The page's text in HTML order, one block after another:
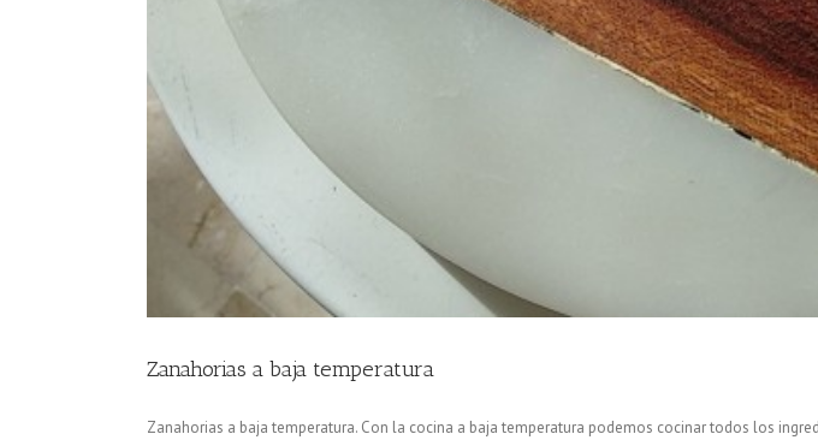
Zanahorias a baja temperatura
Zanahorias a baja temperatura. Con la cocina a baja temperatura podemos cocinar todos los